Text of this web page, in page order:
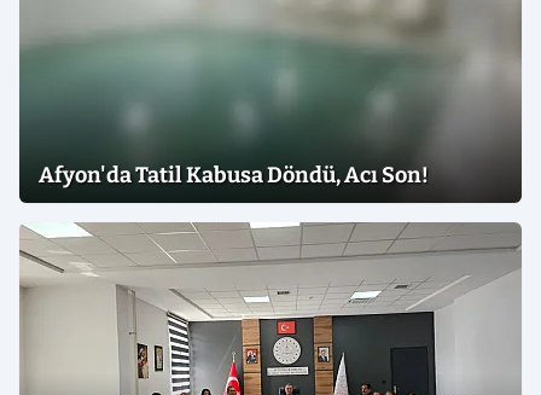
Afyon'da Tatil Kabusa Döndü, Acı Son!